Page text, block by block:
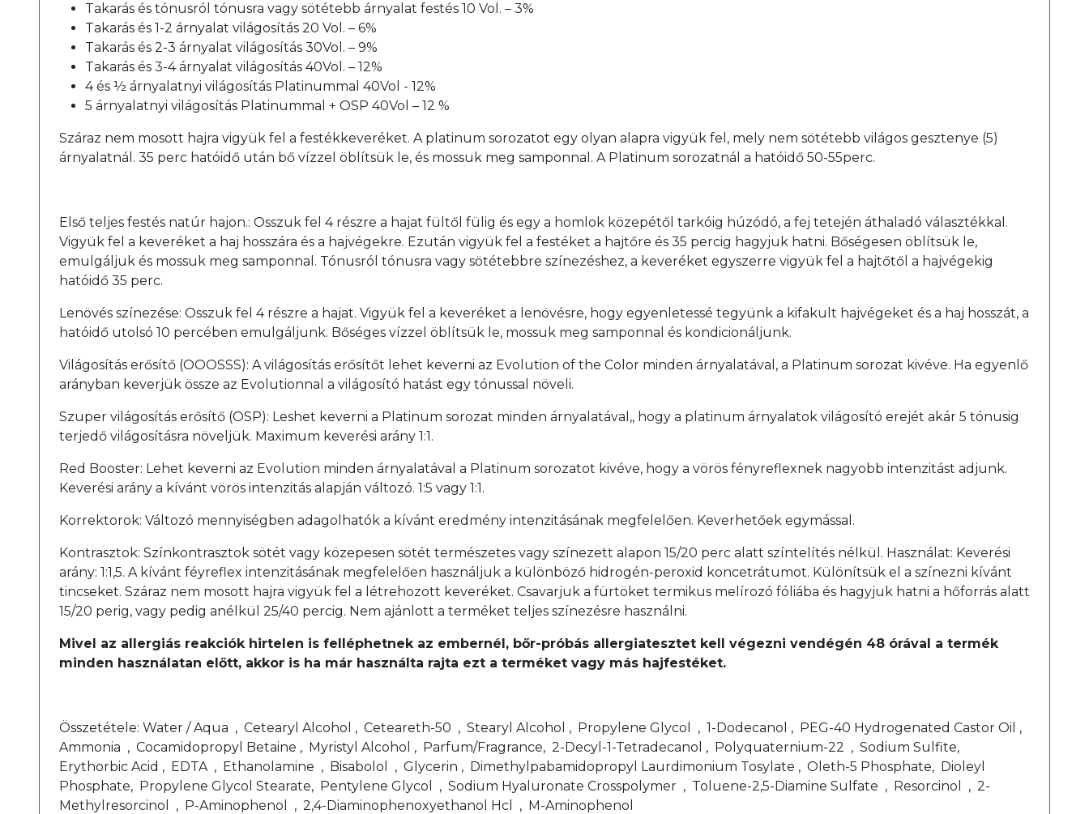
Takarás és tónusról tónusra vagy sötétebb árnyalat festés 10 Vol. – 3%
Takarás és 1-2 árnyalat világosítás 20 Vol. – 6%
Takarás és 2-3 árnyalat világosítás 30Vol. – 9%
Takarás és 3-4 árnyalat világosítás 40Vol. – 12%
4 és ½ árnyalatnyi világosítás Platinummal 40Vol - 12%
5 árnyalatnyi világosítás Platinummal + OSP 40Vol – 12 %
Száraz nem mosott hajra vigyük fel a festékkeveréket. A platinum sorozatot egy olyan alapra vigyük fel, mely nem sötétebb világos gesztenye (5)
árnyalatnál. 35 perc hatóidő után bő vízzel öblítsük le, és mossuk meg samponnal. A Platinum sorozatnál a hatóidő 50-55perc.
Első teljes festés natúr hajon.: Osszuk fel 4 részre a hajat fültől fülig és egy a homlok közepétől tarkóig húzódó, a fej tetején áthaladó választékkal.
Vigyük fel a keveréket a haj hosszára és a hajvégekre. Ezután vigyük fel a festéket a hajtőre és 35 percig hagyjuk hatni. Bőségesen öblítsük le,
emulgáljuk és mossuk meg samponnal. Tónusról tónusra vagy sötétebbre színezéshez, a keveréket egyszerre vigyük fel a hajtőtől a hajvégekig
hatóidő 35 perc.
Lenövés színezése: Osszuk fel 4 részre a hajat. Vigyük fel a keveréket a lenövésre, hogy egyenletessé tegyünk a kifakult hajvégeket és a haj hosszát, a
hatóidő utolsó 10 percében emulgáljunk. Bőséges vízzel öblítsük le, mossuk meg samponnal és kondicionáljunk.
Világosítás erősítő (OOOSSS): A világosítás erősítőt lehet keverni az Evolution of the Color minden árnyalatával, a Platinum sorozat kivéve. Ha egyenlő
arányban keverjük össze az Evolutionnal a világosító hatást egy tónussal növeli.
Szuper világosítás erősítő (OSP): Leshet keverni a Platinum sorozat minden árnyalatával,, hogy a platinum árnyalatok világosító erejét akár 5 tónusig
terjedő világosításra növeljük. Maximum keverési arány 1:1.
Red Booster: Lehet keverni az Evolution minden árnyalatával a Platinum sorozatot kivéve, hogy a vörös fényreflexnek nagyobb intenzitást adjunk.
Keverési arány a kívánt vörös intenzitás alapján változó. 1:5 vagy 1:1.
Korrektorok: Változó mennyiségben adagolhatók a kívánt eredmény intenzitásának megfelelően. Keverhetőek egymással.
Kontrasztok: Színkontrasztok sötét vagy közepesen sötét természetes vagy színezett alapon 15/20 perc alatt színtelítés nélkül. Használat: Keverési
arány: 1:1,5. A kívánt féyreflex intenzitásának megfelelően használjuk a különböző hidrogén-peroxid koncetrátumot. Különítsük el a színezni kívánt
tincseket. Száraz nem mosott hajra vigyük fel a létrehozott keveréket. Csavarjuk a fürtöket termikus melírozó fóliába és hagyjuk hatni a hőforrás alatt
15/20 perig, vagy pedig anélkül 25/40 percig. Nem ajánlott a terméket teljes színezésre használni.
Mivel az allergiás reakciók hirtelen is felléphetnek az embernél, bőr-próbás allergiatesztet kell végezni vendégén 48 órával a termék
minden használatan előtt, akkor is ha már használta rajta ezt a terméket vagy más hajfestéket.
Összetétele: Water / Aqua , Cetearyl Alcohol , Ceteareth-50 , Stearyl Alcohol , Propylene Glycol , 1-Dodecanol , PEG-40 Hydrogenated Castor Oil ,
Ammonia , Cocamidopropyl Betaine , Myristyl Alcohol , Parfum/Fragrance, 2-Decyl-1-Tetradecanol , Polyquaternium-22 , Sodium Sulfite,
Erythorbic Acid , EDTA , Ethanolamine , Bisabolol , Glycerin , Dimethylpabamidopropyl Laurdimonium Tosylate , Oleth-5 Phosphate, Dioleyl
Phosphate, Propylene Glycol Stearate, Pentylene Glycol , Sodium Hyaluronate Crosspolymer , Toluene-2,5-Diamine Sulfate , Resorcinol , 2-
Methylresorcinol , P-Aminophenol , 2,4-Diaminophenoxyethanol Hcl , M-Aminophenol